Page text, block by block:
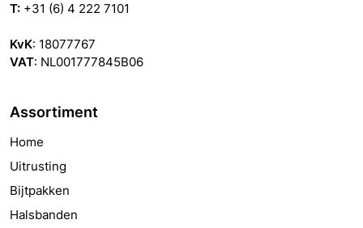
T: +31 (6) 4 222 7101
KvK: 18077767
VAT: NL001777845B06
Assortiment
Home
Uitrusting
Bijtpakken
Halsbanden